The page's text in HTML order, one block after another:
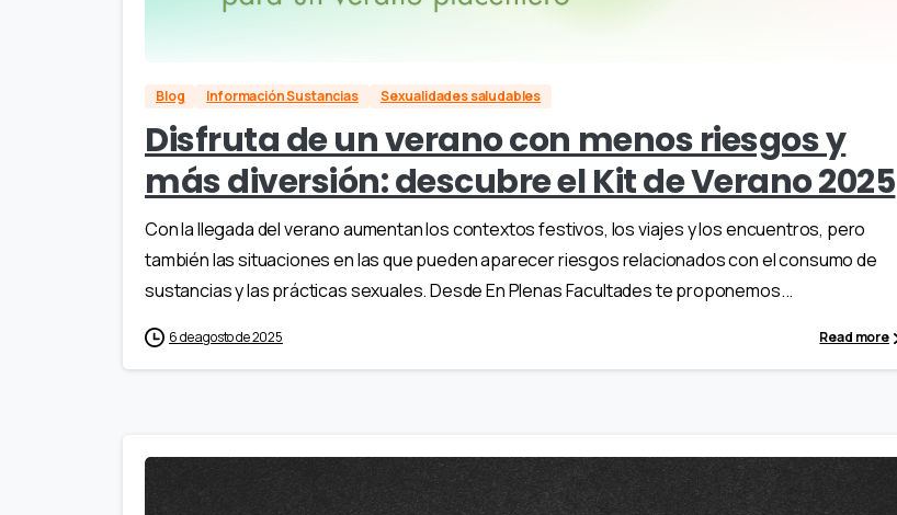
Blog Información Sustancias Sexualidades saludables
Disfruta de un verano con menos riesgos y
más diversión: descubre el Kit de Verano 2025
Con la llegada del verano aumentan los contextos festivos, los viajes y los encuentros, pero
también las situaciones en las que pueden aparecer riesgos relacionados con el consumo de
sustancias y las prácticas sexuales. Desde En Plenas Facultades te proponemos...
6 de agosto de 2025 Read more